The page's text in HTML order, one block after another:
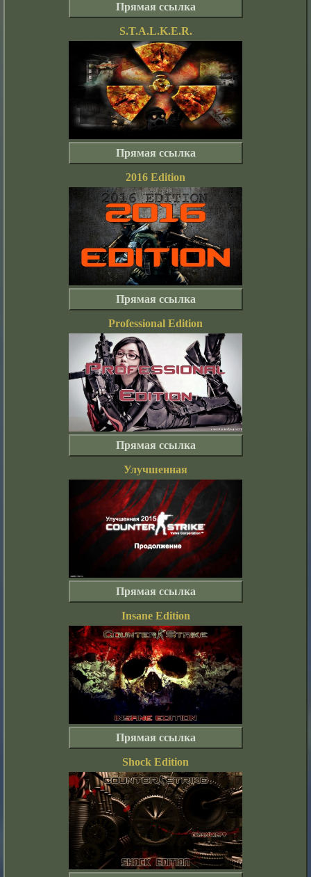
Прямая ссылка
S.T.A.L.K.E.R.
Прямая ссылка
2016 Edition
Прямая ссылка
Professional Edition
Прямая ссылка
Улучшенная
Прямая ссылка
Insane Edition
Прямая ссылка
Shock Edition